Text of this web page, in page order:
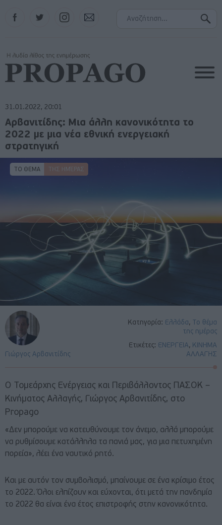
Instagram
31.01.2022, 20:01
ΤΟ ΘΕΜΑ ΤΗΣ ΗΜΈΡΑΣ
Κατηγορία: Ελλάδα, Το θέμα
της ημέρας
Ετικέτες: ΕΝΕΡΓΕΙΑ, ΚΙΝΗΜΑ
ΑΛΛΑΓΗΣ
Γιώργος Αρβανιτίδης
Αρβανιτίδης: Μια άλλη κανονικότητα το
2022 με μια νέα εθνική ενεργειακή
στρατηγική
Ο Τομεάρχης Ενέργειας και Περιβάλλοντος ΠΑΣΟΚ –
Κινήματος Αλλαγής, Γιώργος Αρβανιτίδης, στο
Propago
«Δεν μπορούμε να κατευθύνουμε τον άνεμο, αλλά μπορούμε
να ρυθμίσουμε κατάλληλα τα πανιά μας, για μια πετυχημένη
πορεία», λέει ένα ναυτικό ρητό.
Και με αυτόν τον συμβολισμό, μπαίνουμε σε ένα κρίσιμο έτος
το 2022. Όλοι ελπίζουν και εύχονται, ότι μετά την πανδημία
το 2022 θα είναι ένα έτος επιστροφής στην κανονικότητα.